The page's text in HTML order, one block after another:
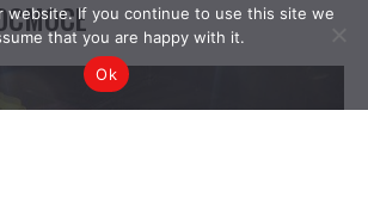
website. If you continue to use this site we
that you are happy with it.
Ok